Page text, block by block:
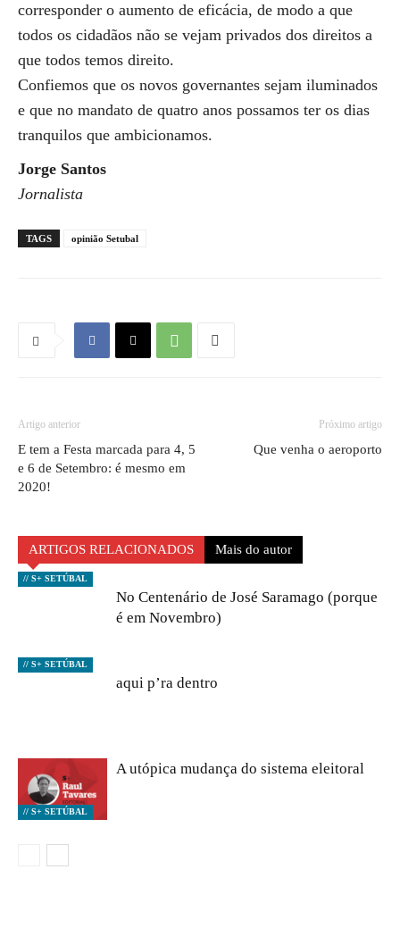
corresponder o aumento de eficácia, de modo a que
todos os cidadãos não se vejam privados dos direitos a
que todos temos direito.
Confiemos que os novos governantes sejam iluminados
e que no mandato de quatro anos possamos ter os dias
tranquilos que ambicionamos.
Jorge Santos
Jornalista
TAGS opinião Setubal
Artigo anterior
E tem a Festa marcada para 4, 5
e 6 de Setembro: é mesmo em
2020!
Próximo artigo
Que venha o aeroporto
ARTIGOS RELACIONADOS Mais do autor
// S+ SETÚBAL
No Centenário de José Saramago (porque
é em Novembro)
// S+ SETÚBAL
aqui p’ra dentro
// S+ SETÚBAL
A utópica mudança do sistema eleitoral